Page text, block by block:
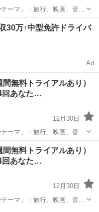
ーマ」：旅行、映画、音
める情報をお届けします。
の1通で1日を元気にスター
30万↑中型免許ドライバ
Ad
回あなた…
12月30日
ーマ」：旅行、映画、音
める情報をお届けします。
の1通で1日を元気にスター
回あなた…
12月30日
ーマ」：旅行、映画、音